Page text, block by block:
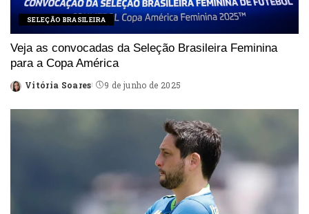
SELEÇÃO BRASILEIRA
Veja as convocadas da Seleção Brasileira Feminina
para a Copa América
Posted
Vitória Soares 9 de junho de 2025